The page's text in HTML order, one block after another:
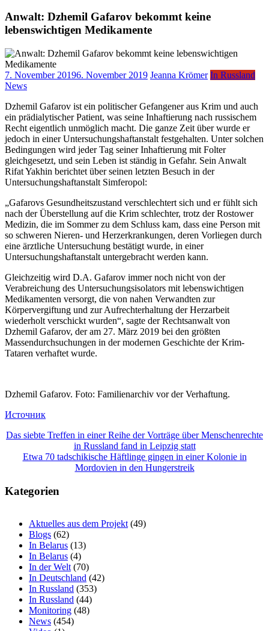
Anwalt: Dzhemil Gafarov bekommt keine
lebenswichtigen Medikamente
7. November 20196. November 2019 Jeanna Krömer In Russland
News
Dzhemil Gafarov ist ein politischer Gefangener aus Krim und auch
ein prädialytischer Patient, was seine Inhaftierung nach russischem
Recht eigentlich unmöglich macht. Die ganze Zeit über wurde er
jedoch in einer Untersuchungshaftanstalt festgehalten. Unter solchen
Bedingungen wird jeder Tag seiner Inhaftierung mit Folter
gleichgesetzt, und sein Leben ist ständig in Gefahr. Sein Anwalt
Rifat Yakhin berichtet über seinen letzten Besuch in der
Untersuchungshaftanstalt Simferopol:
„Gafarovs Gesundheitszustand verschlechtert sich und er fühlt sich
nach der Überstellung auf die Krim schlechter, trotz der Rostower
Medizin, die im Sommer zu dem Schluss kam, dass eine Person mit
so schweren Nieren- und Herzerkrankungen, deren Vorliegen durch
eine ärztliche Untersuchung bestätigt wurde, in einer
Untersuchungshaftanstalt untergebracht werden kann.
Gleichzeitig wird D.A. Gafarov immer noch nicht von der
Verabreichung des Untersuchungsisolators mit lebenswichtigen
Medikamenten versorgt, die von nahen Verwandten zur
Körpervergiftung und zur Aufrechterhaltung der Herzarbeit
wiederholt verschickt wurden“, sagte der Rechtsanwalt von
Dzhemil Gafarov, der am 27. März 2019 bei den größten
Massendurchsuchungen in der modernen Geschichte der Krim-
Tataren verhaftet wurde.
Dzhemil Gafarov. Foto: Familienarchiv vor der Verhaftung.
Источник
Beitragsnavigation
Das siebte Treffen in einer Reihe der Vorträge über Menschenrechte
in Russland fand in Leipzig statt
Etwa 70 tadschikische Häftlinge gingen in einer Kolonie in
Mordovien in den Hungerstreik
Kategorien
Aktuelles aus dem Projekt(49)
Blogs (62)
In Belarus (13)
In Belarus (4)
In der Welt(70)
In Deutschland (42)
In Russland (353)
In Russland (44)
Monitoring (48)
News (454)